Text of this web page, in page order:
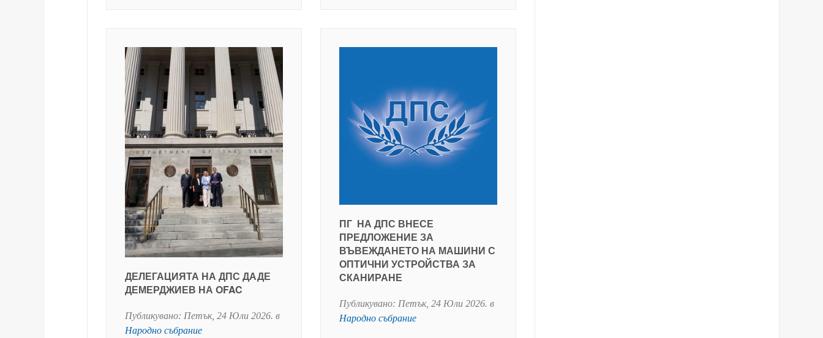
ДЕЛЕГАЦИЯТА НА ДПС ДАДЕ
ДЕМЕРДЖИЕВ НА OFAC
Публикувано: Петък, 24 Юли 2026. в
Народно събрание
ПГ НА ДПС ВНЕСЕ
ПРЕДЛОЖЕНИЕ ЗА
ВЪВЕЖДАНЕТО НА МАШИНИ С
ОПТИЧНИ УСТРОЙСТВА ЗА
СКАНИРАНЕ
Публикувано: Петък, 24 Юли 2026. в
Народно събрание